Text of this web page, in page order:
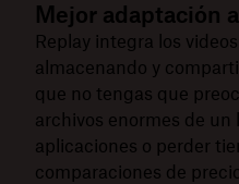
Mejor adaptación
Replay integra los
almacenando y
que no tengas que
archivos enormes de un
aplicaciones o perder
comparaciones de